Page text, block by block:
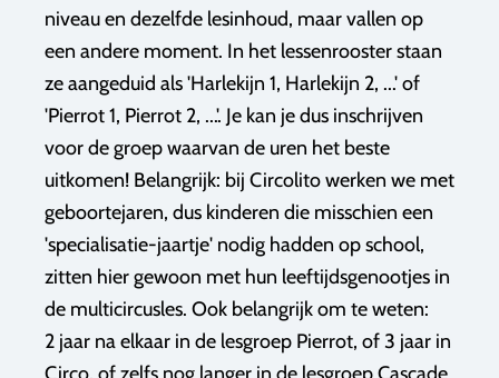
niveau en dezelfde lesinhoud, maar vallen op
een andere moment. In het lessenrooster staan
ze aangeduid als 'Harlekijn 1, Harlekijn 2, ...' of
'Pierrot 1, Pierrot 2, ...'. Je kan je dus inschrijven
voor de groep waarvan de uren het beste
uitkomen! Belangrijk: bij Circolito werken we met
geboortejaren, dus kinderen die misschien een
'specialisatie-jaartje' nodig hadden op school,
zitten hier gewoon met hun leeftijdsgenootjes in
de multicircusles. Ook belangrijk om te weten:
2 jaar na elkaar in de lesgroep Pierrot, of 3 jaar in